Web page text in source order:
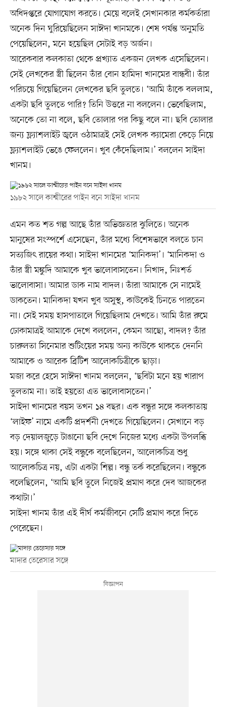
অধিদপ্তরে যোগাযোগ করতে। মেয়ে বলেই সেখানকার কর্মকর্তারা
অনেক দিন ঘুরিয়েছিলেন সাঈদা খানমকে। শেষ পর্যন্ত অনুমতি
পেয়েছিলেন, মনে হয়েছিল সেটাই বড় অর্জন।
আরেকবার কলকাতা থেকে প্রখ্যাত একজন লেখক এসেছিলেন।
সেই লেখকের স্ত্রী ছিলেন তাঁর বোন হামিদা খানমের বান্ধবী। তাঁর
পরিচয়ে গিয়েছিলেন লেখকের ছবি তুলতে। ‘আমি তাঁকে বললাম,
একটা ছবি তুলতে পারি? তিনি উত্তরে না বললেন। ভেবেছিলাম,
অনেকে তো না বলে, ছবি তোলার পর কিছু বলে না। ছবি তোলার
জন্য ফ্ল্যাশলাইট জ্বলে ওঠামাত্রই সেই লেখক ক্যামেরা কেড়ে নিয়ে
ফ্ল্যাশলাইট ভেঙে ফেললেন। খুব কেঁদেছিলাম।’ বললেন সাইদা
খানম।
১৯৮২ সালে কাশ্মীরের পাইন বনে সাইদা খানম
এমন কত শত গল্প আছে তাঁর অভিজ্ঞতার ঝুলিতে। অনেক
মানুষের সংস্পর্শে এসেছেন, তাঁর মধ্যে বিশেষভাবে বলতে চান
সত্যজিৎ রায়ের কথা। সাইদা খানমের ‘মানিকদা’। ‘মানিকদা ও
তাঁর স্ত্রী মঙ্কুদি আমাকে খুব ভালোবাসতেন। নিখাদ, নিঃশর্ত
ভালোবাসা। আমার ডাক নাম বাদল। তাঁরা আমাকে সে নামেই
ডাকতেন। মানিকদা যখন খুব অসুস্থ, কাউকেই চিনতে পারতেন
না। সেই সময় হাসপাতালে গিয়েছিলাম দেখতে। আমি তাঁর রুমে
ঢোকামাত্রই আমাকে দেখে বললেন, কেমন আছো, বাদল? তাঁর
চারুলতা সিনেমার শুটিংয়ের সময় অন্য কাউকে থাকতে দেননি
আমাকে ও আরেক ব্রিটিশ আলোকচিত্রীকে ছাড়া।
মজা করে হেসে সাঈদা খানম বললেন, ‘ছবিটা মনে হয় খারাপ
তুলতাম না। তাই হয়তো এত ভালোবাসতেন।’
সাইদা খানমের বয়স তখন ১৪ বছর। এক বন্ধুর সঙ্গে কলকাতায়
‘লাইফ’ নামে একটি প্রদর্শনী দেখতে গিয়েছিলেন। সেখানে বড়
বড় দেয়ালজুড়ে টাঙানো ছবি দেখে নিজের মধ্যে একটা উপলব্ধি
হয়। সঙ্গে থাকা সেই বন্ধুকে বলেছিলেন, আলোকচিত্র শুধু
আলোকচিত্র নয়, এটা একটা শিল্প। বন্ধু তর্ক করেছিলেন। বন্ধুকে
বলেছিলেন, ‘আমি ছবি তুলে নিজেই প্রমাণ করে দেব আজকের
কথাটা।’
সাইদা খানম তাঁর এই দীর্ঘ কর্মজীবনে সেটি প্রমাণ করে দিতে
পেরেছেন।
মাদার তেরেসার সঙ্গে